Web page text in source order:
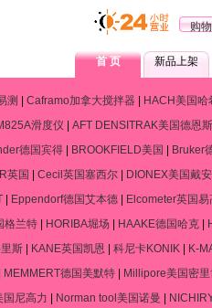
购
首 页 新品上架
测 Caframo加拿大搅拌器
HACH美国哈
滑度仪
AFT DENSITRAK美国德恩斯
德国宾得| BROOKFIELD美国
Bruker
英国 Cecil英国塞西尔| DIONEX美国戴安
| Eppendorf德国艾本德|
Elcometer英国易
格兰特| HORIBA堀场 HAAKE德国哈克|
斯 KANE英国凯恩 科尼卡KONIK
K-
MEMMERT德国美默特
Millipore美国密
国尼高力 Norman tool美国诺曼